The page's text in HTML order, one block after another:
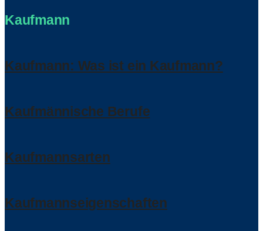
Kaufmann
Kaufmann: Was ist ein Kaufmann?
Kaufmännische Berufe
Kaufmannsarten
Kaufmannseigenschaften